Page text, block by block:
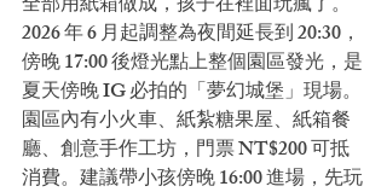
2026 年 6 月起調整為夜間延長到 20:30，
傍晚 17:00 後燈光點上整個園區發光，是
夏天傍晚 IG 必拍的「夢幻城堡」現場。
園區內有小火車、紙紮糖果屋、紙箱餐
廳、創意手作工坊，門票 NT$200 可抵
消費。建議帶小孩傍晚 16:00 進場，先玩